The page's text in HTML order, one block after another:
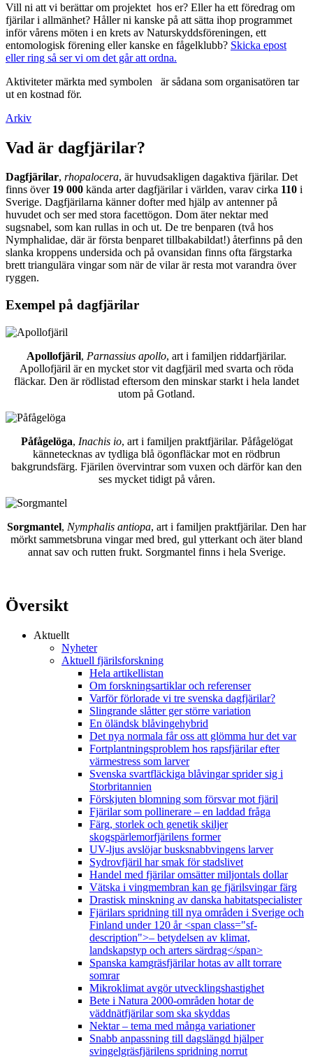
Vill ni att vi berättar om projektet hos er? Eller ha ett föredrag om
fjärilar i allmänhet? Håller ni kanske på att sätta ihop programmet
inför vårens möten i en krets av Naturskyddsföreningen, ett
entomologisk förening eller kanske en fågelklubb? Skicka epost
eller ring så ser vi om det går att ordna.
Aktiviteter märkta med symbolen
är sådana som organisatören tar
ut en kostnad för.
Arkiv
Vad är dagfjärilar?
Dagfjärilar, rhopalocera, är huvudsakligen dagaktiva fjärilar. Det
finns över 19 000 kända arter dagfjärilar i världen, varav cirka 110 i
Sverige. Dagfjärilarna känner dofter med hjälp av antenner på
huvudet och ser med stora facettögon. Dom äter nektar med
sugsnabel, som kan rullas in och ut. De tre benparen (två hos
Nymphalidae, där är första benparet tillbakabildat!) återfinns på den
slanka kroppens undersida och på ovansidan finns ofta färgstarka
brett triangulära vingar som när de vilar är resta mot varandra över
ryggen.
Exempel på dagfjärilar
Apollofjäril, Parnassius apollo, art i familjen riddarfjärilar.
Apollofjäril är en mycket stor vit dagfjäril med svarta och röda
fläckar. Den är rödlistad eftersom den minskar starkt i hela landet
utom på Gotland.
Påfågelöga, Inachis io, art i familjen praktfjärilar. Påfågelögat
kännetecknas av tydliga blå ögonfläckar mot en rödbrun
bakgrundsfärg. Fjärilen övervintrar som vuxen och därför kan den
ses mycket tidigt på våren.
Sorgmantel, Nymphalis antiopa, art i familjen praktfjärilar. Den har
mörkt sammetsbruna vingar med bred, gul ytterkant och äter bland
annat sav och rutten frukt. Sorgmantel finns i hela Sverige.
Översikt
Aktuellt
Nyheter
Aktuell fjärilsforskning
Hela artikellistan
Om forskningsartiklar och referenser
Varför förlorade vi tre svenska dagfjärilar?
Slingrande slåtter ger större variation
En öländsk blåvingehybrid
Det nya normala får oss att glömma hur det var
Fortplantningsproblem hos rapsfjärilar efter
värmestress som larver
Svenska svartfläckiga blåvingar sprider sig i
Storbritannien
Förskjuten blomning som försvar mot fjäril
Fjärilar som pollinerare – en laddad fråga
Färg, storlek och genetik skiljer
skogspärlemorfjärilens former
UV-ljus avslöjar busksnabbvingens larver
Sydrovfjäril har smak för stadslivet
Handel med fjärilar omsätter miljontals dollar
Vätska i vingmembran kan ge fjärilsvingar färg
Drastisk minskning av danska habitatspecialister
Fjärilars spridning till nya områden i Sverige och
Finland under 120 år <span class="sf-
description">– betydelsen av klimat,
landskapstyp och arters särdrag</span>
Spanska kamgräsfjärilar hotas av allt torrare
somrar
Mikroklimat avgör utvecklingshastighet
Bete i Natura 2000-områden hotar de
väddnätfjärilar som ska skyddas
Nektar – tema med många variationer
Snabb anpassning till dagslängd hjälper
svingelgräsfjärilens spridning norrut